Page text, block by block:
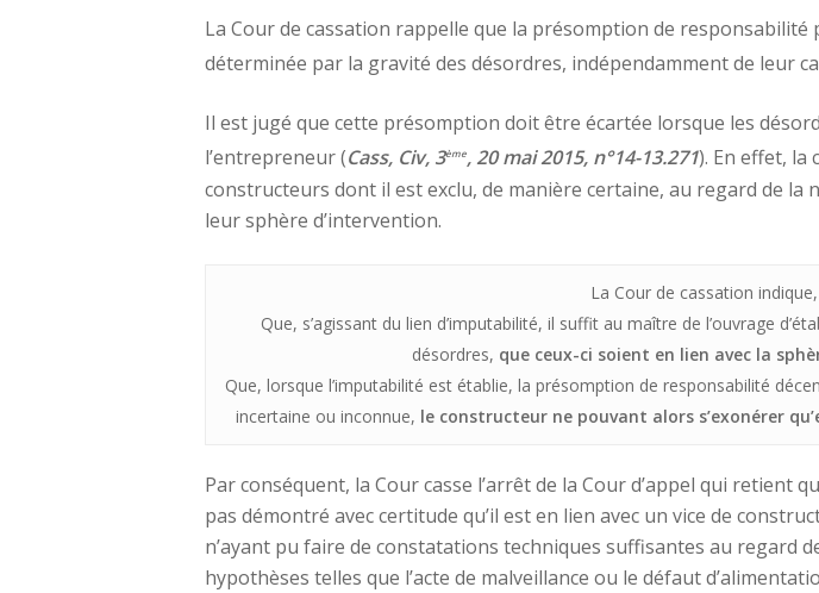
La Cour de cassation rappelle que la présomption de
déterminée par la gravité des désordres, indépendamment de leur
Il est jugé que cette présomption doit être écartée lorsque les
l’entrepreneur (Cass, Civ, 3ème, 20 mai 2015, n°14-13.271). En effet, la
constructeurs dont il est exclu, de manière certaine, au regard de la
leur sphère d’intervention.
La Cour de cassation
Que, s’agissant du lien d’imputabilité, il suffit au maître de l’ouvrage
désordres, que ceux-ci soient en lien avec la
Que, lorsque l’imputabilité est établie, la présomption de responsabilité
incertaine ou inconnue, le constructeur ne pouvant alors s’exonérer
Par conséquent, la Cour casse l’arrêt de la Cour d’appel qui retient
pas démontré avec certitude qu’il est en lien avec un vice de
n’ayant pu faire de constatations techniques suffisantes au regard
hypothèses telles que l’acte de malveillance ou le défaut